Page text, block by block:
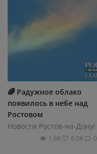
🌈 Радужное облако
появилось в небе над
Ростовом
Новости Ростов-на-Дону!
1.6К 0.0К 0